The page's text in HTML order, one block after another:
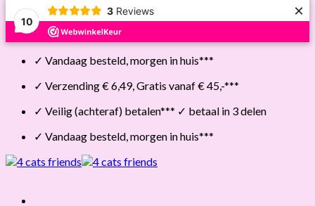
10
3 Reviews ×
Skip
✓ Vandaag besteld, morgen in huis***
✓ Verzending € 6,49, Gratis vanaf € 45,-***
✓ Veilig (achteraf) betalen*** ✓ betaal in 3 delen
✓ Vandaag besteld, morgen in huis***